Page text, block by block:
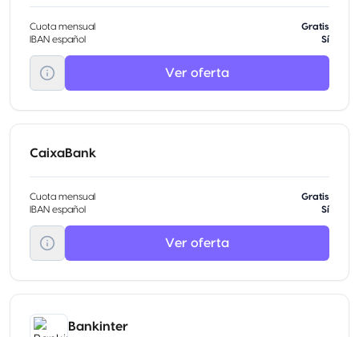
Cuota mensual
Gratis
IBAN español
Sí
Ver oferta
CaixaBank
Cuota mensual
Gratis
IBAN español
Sí
Ver oferta
Bankinter